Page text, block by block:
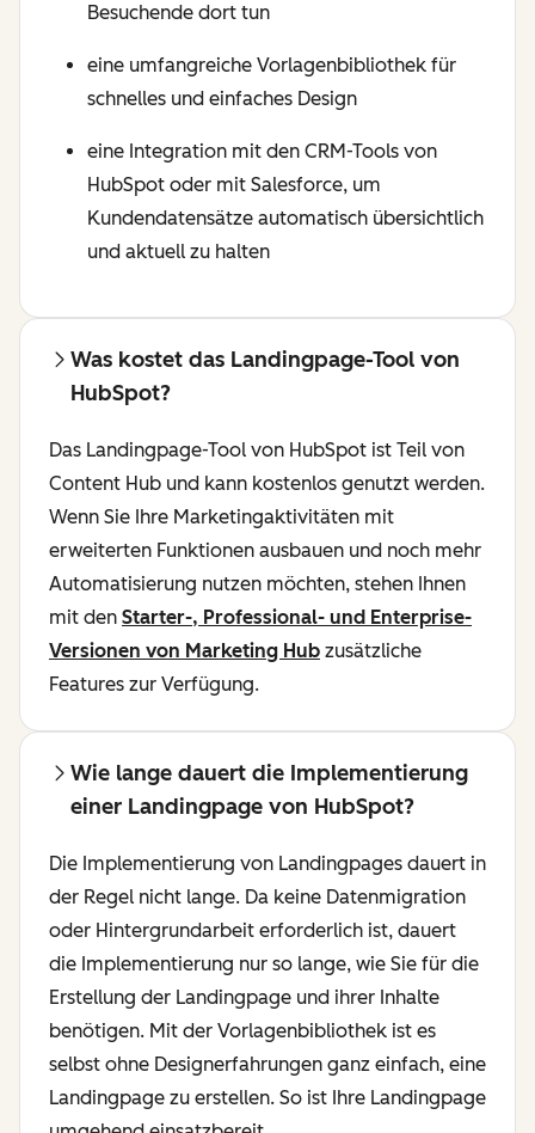
Besuchende dort tun
eine umfangreiche Vorlagenbibliothek für
schnelles und einfaches Design
eine Integration mit den CRM-Tools von
HubSpot oder mit Salesforce, um
Kundendatensätze automatisch übersichtlich
und aktuell zu halten
Was kostet das Landingpage-Tool von
HubSpot?
Das Landingpage-Tool von HubSpot ist Teil von
Content Hub und kann kostenlos genutzt werden.
Wenn Sie Ihre Marketingaktivitäten mit
erweiterten Funktionen ausbauen und noch mehr
Automatisierung nutzen möchten, stehen Ihnen
mit den Starter-, Professional- und Enterprise-
Versionen von Marketing Hub zusätzliche
Features zur Verfügung.
Wie lange dauert die Implementierung
einer Landingpage von HubSpot?
Die Implementierung von Landingpages dauert in
der Regel nicht lange. Da keine Datenmigration
oder Hintergrundarbeit erforderlich ist, dauert
die Implementierung nur so lange, wie Sie für die
Erstellung der Landingpage und ihrer Inhalte
benötigen. Mit der Vorlagenbibliothek ist es
selbst ohne Designerfahrungen ganz einfach, eine
Landingpage zu erstellen. So ist Ihre Landingpage